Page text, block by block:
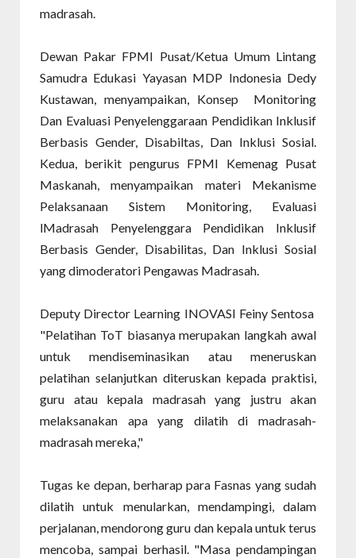
madrasah.
Dewan Pakar FPMI Pusat/Ketua Umum Lintang
Samudra Edukasi Yayasan MDP Indonesia Dedy
Kustawan, menyampaikan, Konsep Monitoring
Dan Evaluasi Penyelenggaraan Pendidikan Inklusif
Berbasis Gender, Disabiltas, Dan Inklusi Sosial.
Kedua, berikit pengurus FPMI Kemenag Pusat
Maskanah, menyampaikan materi Mekanisme
Pelaksanaan Sistem Monitoring, Evaluasi
lMadrasah Penyelenggara Pendidikan Inklusif
Berbasis Gender, Disabilitas, Dan Inklusi Sosial
yang dimoderatori Pengawas Madrasah.
Deputy Director Learning INOVASI Feiny Sentosa
"Pelatihan ToT biasanya merupakan langkah awal
untuk mendiseminasikan atau meneruskan
pelatihan selanjutkan diteruskan kepada praktisi,
guru atau kepala madrasah yang justru akan
melaksanakan apa yang dilatih di madrasah-
madrasah mereka,"
Tugas ke depan, berharap para Fasnas yang sudah
dilatih untuk menularkan, mendampingi, dalam
perjalanan, mendorong guru dan kepala untuk terus
mencoba, sampai berhasil. "Masa pendampingan